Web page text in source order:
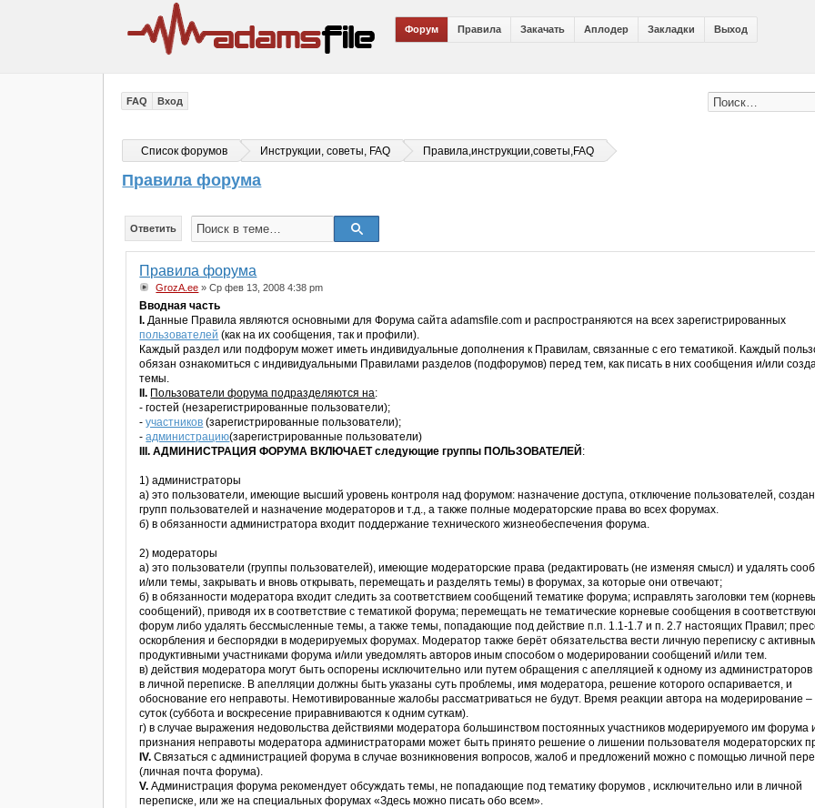
Форум Правила Закачать Аплодер Закладки Выход
FAQ Вход
Список форумов Инструкции, советы, FAQ Правила,инструкции,советы,FAQ
Правила форума
Ответить
Правила форума
GrozA.ee » Ср фев 13, 2008 4:38 pm
Вводная часть
I. Данные Правила являются основными для Форума сайта adamsfile.com и распространяются на всех зарегистрированных
пользователей (как на их сообщения, так и профили).
Каждый раздел или подфорум может иметь индивидуальные дополнения к Правилам, связанные с его тематикой. Каждый
обязан ознакомиться с индивидуальными Правилами разделов (подфорумов) перед тем, как писать в них сообщения и/или
темы.
II. Пользователи форума подразделяются на:
- гостей (незарегистрированные пользователи);
-участников (зарегистрированные пользователи);
-администрацию(зарегистрированные пользователи)
III. АДМИНИСТРАЦИЯ ФОРУМА ВКЛЮЧАЕТ следующие группы ПОЛЬЗОВАТЕЛЕЙ :
1) администраторы
а) это пользователи, имеющие высший уровень контроля над форумом: назначение доступа, отключение пользователей,
групп пользователей и назначение модераторов и т.д., а также полные модераторские права во всех форумах.
б) в обязанности администратора входит поддержание технического жизнеобеспечения форума.
2) модераторы
а) это пользователи (группы пользователей), имеющие модераторские права (редактировать (не изменяя смысл) и удалять
и/или темы, закрывать и вновь открывать, перемещать и разделять темы) в форумах, за которые они отвечают;
б) в обязанности модератора входит следить за соответствием сообщений тематике форума; исправлять заголовки тем
сообщений), приводя их в соответствие с тематикой форума; перемещать не тематические корневые сообщения в
форум либо удалять бессмысленные темы, а также темы, попадающие под действие п.п. 1.1-1.7 и п. 2.7 настоящих Правил;
оскорбления и беспорядки в модерируемых форумах. Модератор также берёт обязательства вести личную переписку с
продуктивными участниками форума и/или уведомлять авторов иным способом о модерировании сообщений и/или тем.
в) действия модератора могут быть оспорены исключительно или путем обращения с апелляцией к одному из
в личной переписке. В апелляции должны быть указаны суть проблемы, имя модератора, решение которого оспаривается, и
обоснование его неправоты. Немотивированные жалобы рассматриваться не будут. Время реакции автора на модерирование –
суток (суббота и воскресение приравниваются к одним суткам).
г) в случае выражения недовольства действиями модератора большинством постоянных участников модерируемого им форума
признания неправоты модератора администраторами может быть принято решение о лишении пользователя модераторских
IV. Связаться с администрацией форума в случае возникновения вопросов, жалоб и предложений можно с помощью личной
(личная почта форума).
V. Администрация форума рекомендует обсуждать темы, не попадающие под тематику форумов , исключительно или в личной
переписке, или же на специальных форумах «Здесь можно писать обо всем».